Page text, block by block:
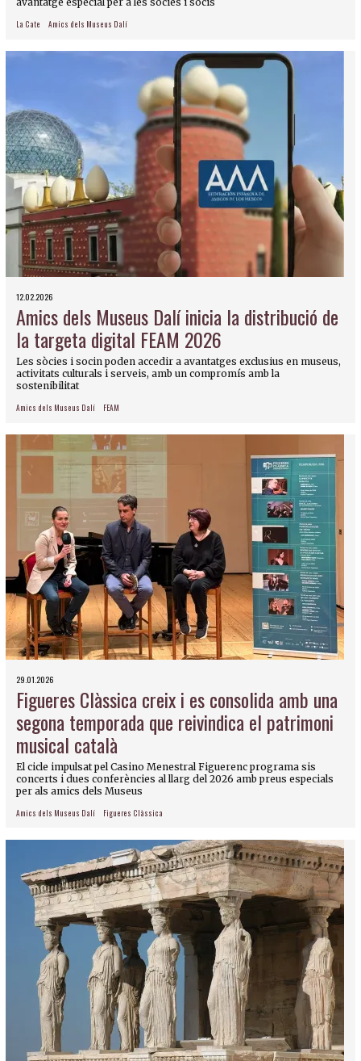
La Cate Amics dels Museus Dalí
12.02.2026
Amics dels Museus Dalí inicia la distribució de
la targeta digital FEAM 2026
Les sòcies i socin poden accedir a avantatges exclusius en museus,
activitats culturals i serveis, amb un compromís amb la
sostenibilitat
Amics dels Museus Dalí FEAM
29.01.2026
Figueres Clàssica creix i es consolida amb una
segona temporada que reivindica el patrimoni
musical català
El cicle impulsat pel Casino Menestral Figuerenc programa sis
concerts i dues conferències al llarg del 2026 amb preus especials
per als amics dels Museus
Amics dels Museus Dalí Figueres Clàssica